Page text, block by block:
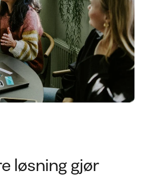
løsning gjør